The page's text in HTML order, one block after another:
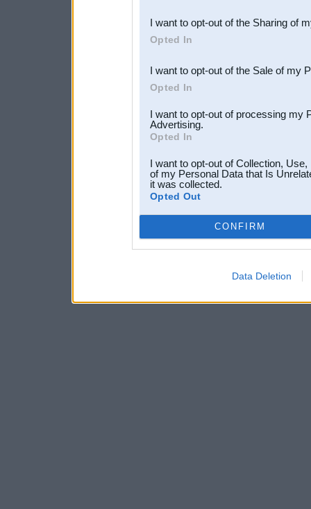
Downstream Participants
third parties.
I want to opt-out of the Sharing of
Opted In
I want to opt-out of the Sale of my
Opted In
I want to opt-out of processing my
Advertising.
Opted In
I want to opt-out of Collection,
of my Personal Data that Is
it was collected.
Opted Out
CONFIRM
Data Deletion